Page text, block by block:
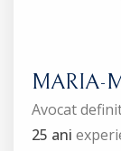
MARIA-
Avocat
25 ani